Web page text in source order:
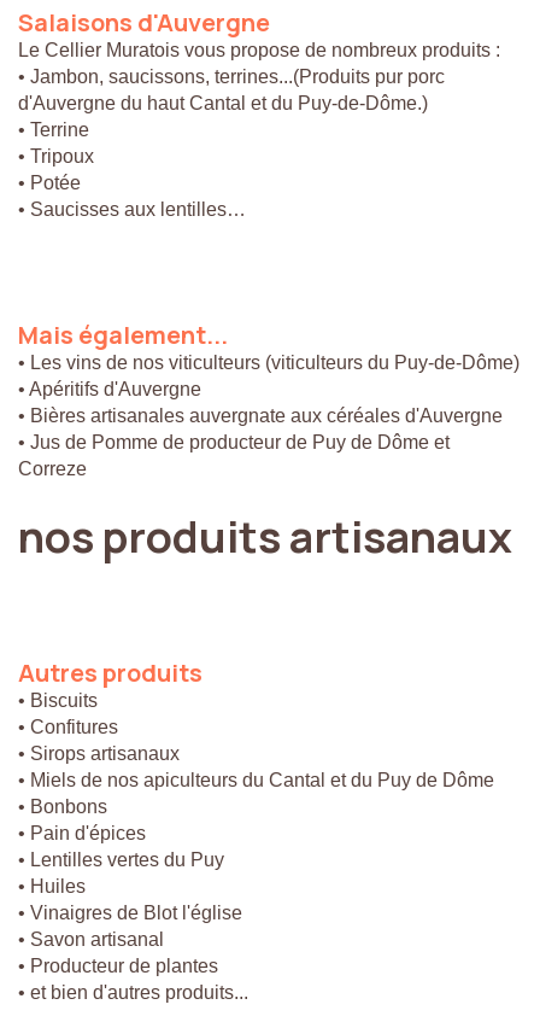
Salaisons d'Auvergne
Le Cellier Muratois vous propose de nombreux produits :
• Jambon, saucissons, terrines...(Produits pur porc
d'Auvergne du haut Cantal et du Puy-de-Dôme.)
• Terrine
• Tripoux
• Potée
• Saucisses aux lentilles…
Mais également...
• Les vins de nos viticulteurs (viticulteurs du Puy-de-Dôme)
• Apéritifs d'Auvergne
• Bières artisanales auvergnate aux céréales d'Auvergne
• Jus de Pomme de producteur de Puy de Dôme et
Correze
nos produitsartisanaux
Autres produits
• Biscuits
• Confitures
• Sirops artisanaux
• Miels de nos apiculteurs du Cantal et du Puy de Dôme
• Bonbons
• Pain d'épices
• Lentilles vertes du Puy
• Huiles
• Vinaigres de Blot l'église
• Savon artisanal
• Producteur de plantes
• et bien d'autres produits...